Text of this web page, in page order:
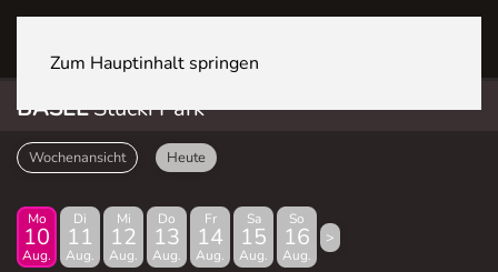
Zum Hauptinhalt springen
BASELStücki Park
Wochenansicht Heute
Mo
10
Aug.
Di
11
Aug.
Mi
12
Aug.
Do
13
Aug.
Fr
14
Aug.
Sa
15
Aug.
So
16
Aug.
>